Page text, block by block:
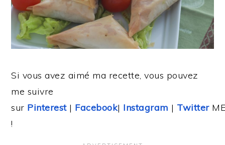
Si vous avez aimé ma recette, vous pouvez
me suivre
sur Pinterest| Facebook| Instagram | Twitter
!